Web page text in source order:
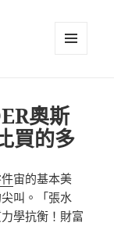
奧斯
買的多
宙的基本美
叫。「張水
學抗衡！財富